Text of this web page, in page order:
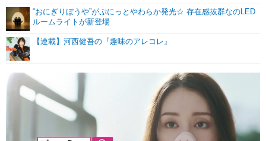
“おにぎりぼうや”がぷにっとやわらか発光☆ 存在感抜群なのLED
ルームライトが新登場
【連載】河西健吾の『趣味のアレコレ』